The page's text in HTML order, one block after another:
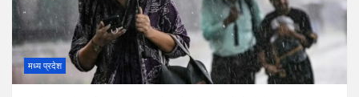
मध्य प्रदेश